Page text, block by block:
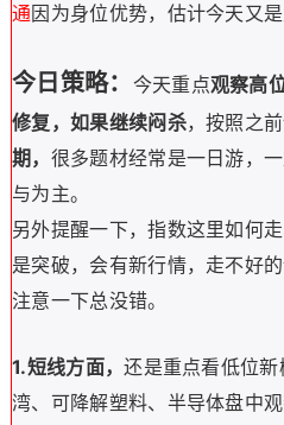
通因为身位优势，估计今天又是
今日策略： 今天重点观察高
修复，如果继续闷杀，按照之
期， 很多题材经常是一日游，
与为主。
另外提醒一下，指数这里如何
是突破，会有新行情，走不好
注意一下总没错。
1.短线方面，还是重点看低位
湾、可降解塑料、半导体盘中